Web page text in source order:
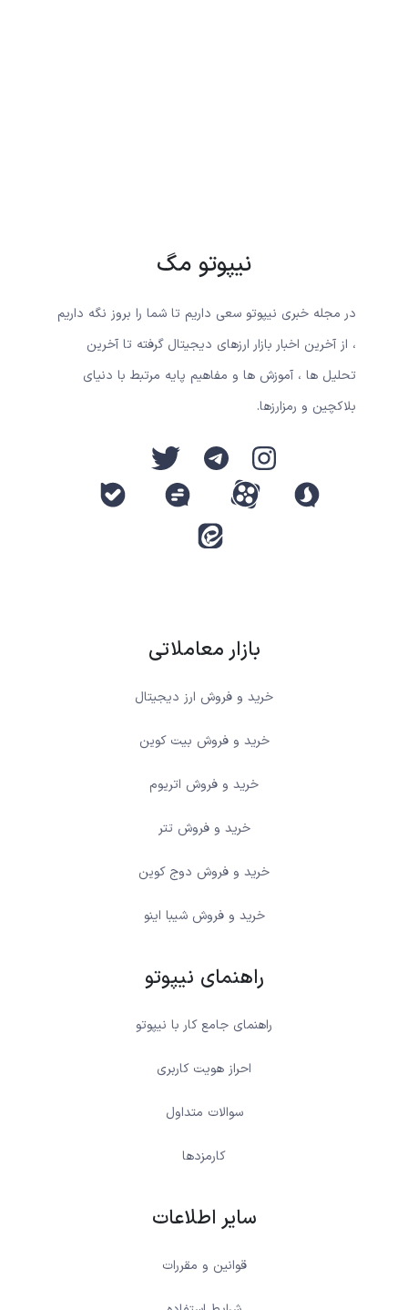
نیپوتو مگ
در مجله خبری نیپوتو سعی داریم تا شما را بروز نگه داریم
، از آخرین اخبار بازار ارزهای دیجیتال گرفته تا آخرین
تحلیل ها ، آموزش ها و مفاهیم پایه مرتبط با دنیای
بلاکچین و رمزارزها.
بازار معاملاتی
خرید و فروش ارز دیجیتال
خرید و فروش بیت کوین
خرید و فروش اتریوم
خرید و فروش تتر
خرید و فروش دوج کوین
خرید و فروش شیبا اینو
راهنمای نیپوتو
راهنمای جامع کار با نیپوتو
احراز هویت کاربری
سوالات متداول
کارمزدها
سایر اطلاعات
قوانین و مقررات